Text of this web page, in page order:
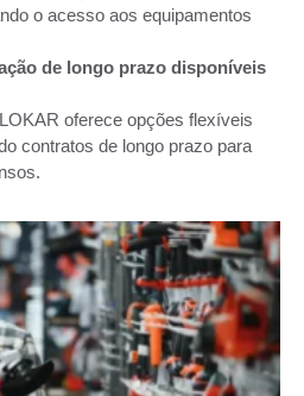
o acesso aos equipamentos
de longo prazo disponíveis
oferece opções flexíveis
contratos de longo prazo para